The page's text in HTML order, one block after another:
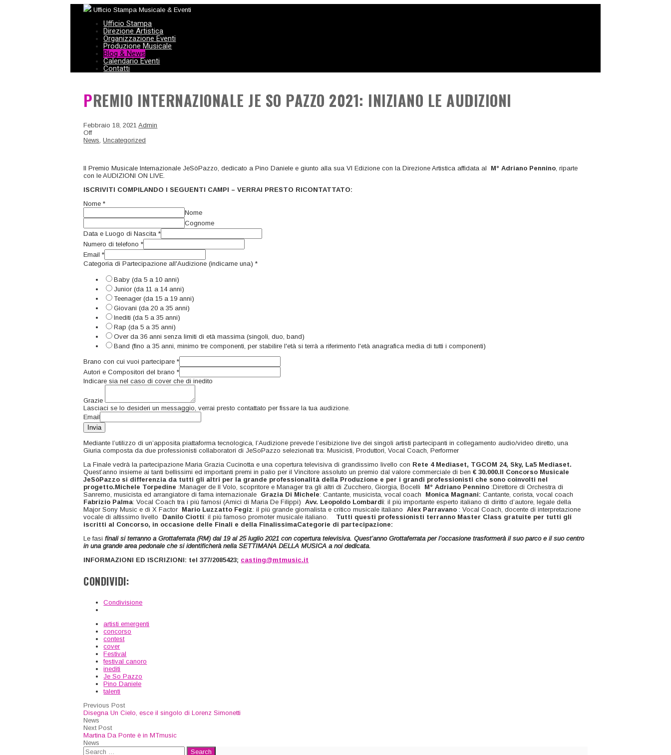
Ufficio Stampa Musicale & Eventi
Ufficio Stampa
Direzione Artistica
Organizzazione Eventi
Produzione Musicale
Blog & News
Calendario Eventi
Contatti
PREMIO INTERNAZIONALE JE SO PAZZO 2021: INIZIANO LE AUDIZIONI
Febbraio 18, 2021 Admin
Off
News,Uncategorized
Il Premio Musicale Internazionale JeSòPazzo, dedicato a Pino Daniele e giunto alla sua VI Edizione con la Direzione Artistica affidata al M° Adriano Pennino, riparte
con le AUDIZIONI ON LIVE.
ISCRIVITI COMPILANDO I SEGUENTI CAMPI – VERRAI PRESTO RICONTATTATO:
Nome*
Nome
Cognome
Data e Luogo di Nascita*
Numero di telefono*
Email*
Categoria di Partecipazione all'Audizione (indicarne una)*
Baby (da 5 a 10 anni)
Junior (da 11 a 14 anni)
Teenager (da 15 a 19 anni)
Giovani (da 20 a 35 anni)
Inediti (da 5 a 35 anni)
Rap (da 5 a 35 anni)
Over da 36 anni senza limiti di età massima (singoli, duo, band)
Band (fino a 35 anni, minimo tre componenti, per stabilire l'età si terrà a riferimento l'età anagrafica media di tutti i componenti)
Brano con cui vuoi partecipare*
Autori e Compositori del brano*
Indicare sia nel caso di cover che di inedito
Grazie
Lasciaci se lo desideri un messaggio, verrai presto contattato per fissare la tua audizione.
Email
Invia
Mediante l’utilizzo di un’apposita piattaforma tecnologica, l’Audizione prevede l’esibizione live dei singoli artisti partecipanti in collegamento audio/video diretto, una
Giuria composta da due professionisti collaboratori di JeSoPazzo selezionati tra: Musicisti, Produttori, Vocal Coach, Performer
La Finale vedrà la partecipazione Maria Grazia Cucinotta e una copertura televisiva di grandissimo livello con Rete 4 Mediaset, TGCOM 24, Sky, La5 Mediaset.
Quest’anno insieme ai tanti bellissimi ed importanti premi in palio per il Vincitore assoluto un premio dal valore commerciale di ben€ 30.000.Il Concorso Musicale
JeSòPazzo si differenzia da tutti gli altri per la grande professionalità della Produzione e per i grandi professionisti che sono coinvolti nel
progetto.Michele Torpedine :Manager de Il Volo, scopritore e Manager tra gli altri di Zucchero, Giorgia, Bocelli M° Adriano Pennino :Direttore di Orchestra di
Sanremo, musicista ed arrangiatore di fama internazionale Grazia Di Michele: Cantante, musicista, vocal coach Monica Magnani: Cantante, corista, vocal coach
Fabrizio Palma: Vocal Coach tra i più famosi (Amici di Maria De Filippi)Avv. Leopoldo Lombardi: il più importante esperto italiano di diritto d’autore, legale della
Major Sony Music e di X Factor Mario Luzzatto Fegiz: il più grande giornalista e critico musicale italianoAlex Parravano : Vocal Coach, docente di interpretazione
vocale di altissimo livello Danilo Ciotti: il più famoso promoter musicale italiano. Tutti questi professionisti terranno Master Class gratuite per tutti gli
iscritti al Concorso, in occasione delle Finali e della FinalissimaCategorie di partecipazione:
Le fasifinali si terranno aGrottaferrata (RM) dal 19 al 25 luglio 2021 con copertura televisiva. Quest’anno Grottaferrata per l’occasione trasformerà il suo parco e il suo centro
in una grande area pedonale che si identificherà nella SETTIMANA DELLA MUSICA a noi dedicata.
INFORMAZIONI ED ISCRIZIONI: tel 377/2085423; casting@mtmusic.it
CONDIVIDI:
Condivisione
artisti emergenti
concorso
contest
cover
Festival
festival canoro
inediti
Je So Pazzo
Pino Daniele
talenti
Previous Post
Disegna Un Cielo, esce il singolo di Lorenz Simonetti
News
Next Post
Martina Da Ponte è in MTmusic
News